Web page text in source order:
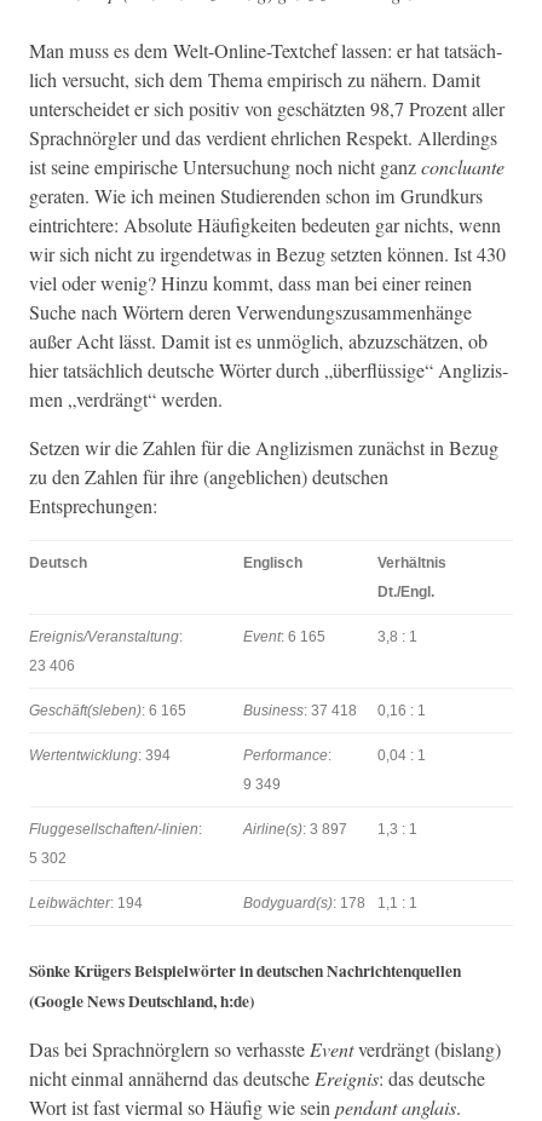
Man muss es dem Welt-Online-Textchef lassen: er hat tat­säch­
lich ver­sucht, sich dem The­ma empirisch zu näh­ern. Damit
unter­schei­det er sich pos­i­tiv von geschätzten 98,7 Prozent aller
Sprach­nör­gler und das ver­di­ent ehrlichen Respekt. Allerd­ings
ist seine empirische Unter­suchung noch nicht ganzcon­clu­ante
ger­at­en. Wie ich meinen Studieren­den schon im Grund­kurs
ein­trichtere: Absolute Häu­figkeit­en bedeuten gar nichts, wenn
wir sich nicht zu irgen­det­was in Bezug set­zten kön­nen. Ist 430
viel oder wenig? Hinzu kommt, dass man bei ein­er reinen
Suche nach Wörtern deren Ver­wen­dungszusam­men­hänge
außer Acht lässt. Damit ist es unmöglich, abzuzschätzen, ob
hier tat­säch­lich deutsche Wörter durch „über­flüs­sige“ Anglizis­
men „ver­drängt“ werden.
Set­zen wir die Zahlen für die Anglizis­men zunächst in Bezug
zu den Zahlen für ihre (ange­blichen) deutschen
Entsprechungen:
Deutsch Englisch
Ver­hält­nis
Dt./Engl.
Ereignis/Veranstaltung:
23 406
Event: 6 165 3,8 : 1
Geschäft(sleben): 6 165 Busi­ness: 37 418 0,16 : 1
Wer­ten­twick­lung: 394 Per­for­mance:
9 349
0,04 : 1
Flugge­sellschaften/-lin­ien:
5 302
Airline(s): 3 897 1,3 : 1
Leib­wächter: 194 Bodyguard(s): 178 1,1 : 1
Sönke Krügers Beispiel­wörter in deutschen Nachricht­en­quellen
(Google News Deutsch­land, h:de)
Das bei Sprach­nör­glern so ver­has­ste Eventver­drängt (bis­lang)
nicht ein­mal annäh­ernd das deutsche Ereig­nis: das deutsche
Wort ist fast vier­mal so Häu­fig wie seinpen­dant anglais.